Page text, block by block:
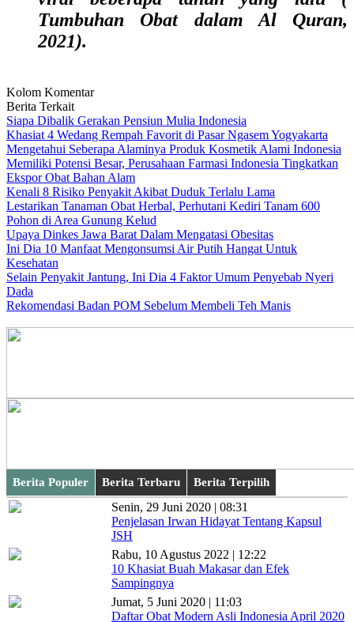
Tumbuhan Obat dalam Al Quran,
2021).
Kolom Komentar
Berita Terkait
Siapa Dibalik Gerakan Pensiun Mulia Indonesia
Khasiat 4 Wedang Rempah Favorit di Pasar Ngasem Yogyakarta
Mengetahui Seberapa Alaminya Produk Kosmetik Alami Indonesia
Memiliki Potensi Besar, Perusahaan Farmasi Indonesia Tingkatkan
Ekspor Obat Bahan Alam
Kenali 8 Risiko Penyakit Akibat Duduk Terlalu Lama
Lestarikan Tanaman Obat Herbal, Perhutani Kediri Tanam 600
Pohon di Area Gunung Kelud
Upaya Dinkes Jawa Barat Dalam Mengatasi Obesitas
Ini Dia 10 Manfaat Mengonsumsi Air Putih Hangat Untuk
Kesehatan
Selain Penyakit Jantung, Ini Dia 4 Faktor Umum Penyebab Nyeri
Dada
Rekomendasi Badan POM Sebelum Membeli Teh Manis
Berita Populer Berita Terbaru Berita Terpilih
Senin, 29 Juni 2020 | 08:31
Penjelasan Irwan Hidayat Tentang Kapsul
JSH
Rabu, 10 Agustus 2022 | 12:22
10 Khasiat Buah Makasar dan Efek
Sampingnya
Jumat, 5 Juni 2020 | 11:03
Daftar Obat Modern Asli Indonesia April 2020